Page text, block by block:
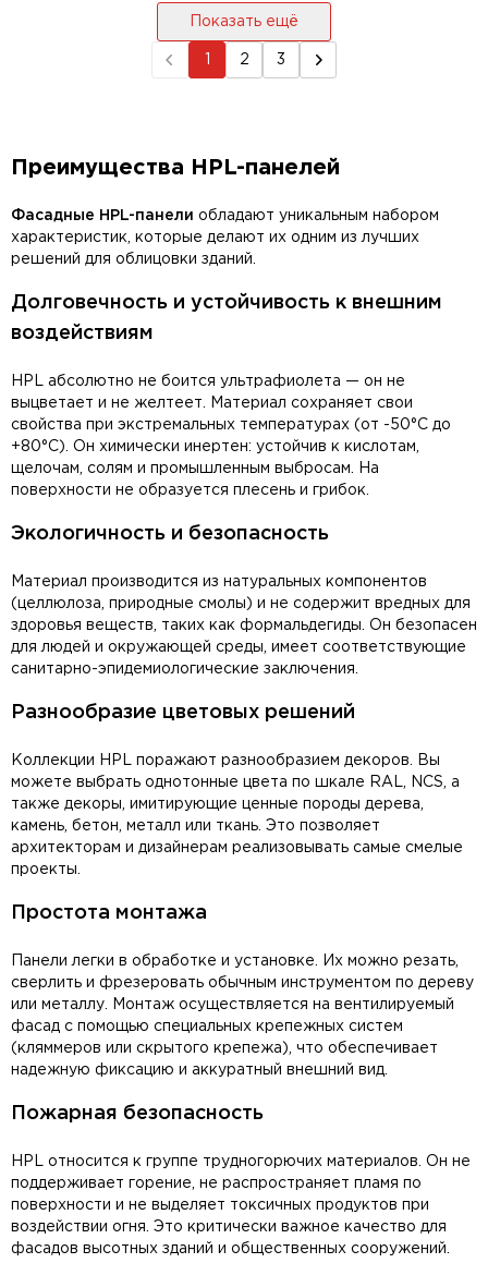
Показать ещё
2 3
Преимущества HPL-панелей
Фасадные HPL-панели обладают уникальным набором
характеристик, которые делают их одним из лучших
решений для облицовки зданий.
Долговечность и устойчивость к внешним
воздействиям
HPL абсолютно не боится ультрафиолета — он не
выцветает и не желтеет. Материал сохраняет свои
свойства при экстремальных температурах (от -50°C до
+80°C). Он химически инертен: устойчив к кислотам,
щелочам, солям и промышленным выбросам. На
поверхности не образуется плесень и грибок.
Экологичность и безопасность
Материал производится из натуральных компонентов
(целлюлоза, природные смолы) и не содержит вредных для
здоровья веществ, таких как формальдегиды. Он безопасен
для людей и окружающей среды, имеет соответствующие
санитарно-эпидемиологические заключения.
Разнообразие цветовых решений
Коллекции HPL поражают разнообразием декоров. Вы
можете выбрать однотонные цвета по шкале RAL, NCS, а
также декоры, имитирующие ценные породы дерева,
камень, бетон, металл или ткань. Это позволяет
архитекторам и дизайнерам реализовывать самые смелые
проекты.
Простота монтажа
Панели легки в обработке и установке. Их можно резать,
сверлить и фрезеровать обычным инструментом по дереву
или металлу. Монтаж осуществляется на вентилируемый
фасад с помощью специальных крепежных систем
(кляммеров или скрытого крепежа), что обеспечивает
надежную фиксацию и аккуратный внешний вид.
Пожарная безопасность
HPL относится к группе трудногорючих материалов. Он не
поддерживает горение, не распространяет пламя по
поверхности и не выделяет токсичных продуктов при
воздействии огня. Это критически важное качество для
фасадов высотных зданий и общественных сооружений.